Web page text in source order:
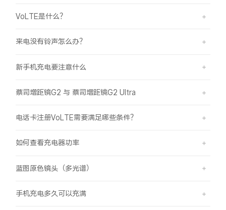
VoLTE是什么？
来电没有铃声怎么办？
新手机充电要注意什么
蔡司增距镜G2 与 蔡司增距镜G2 Ultra
电话卡注册VoLTE需要满足哪些条件？
如何查看充电器功率
蓝图原色镜头（多光谱）
手机充电多久可以充满